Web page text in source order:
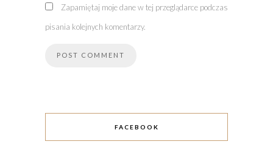
Zapamiętaj moje dane w tej przeglądarce podczas
pisania kolejnych komentarzy.
FACEBOOK